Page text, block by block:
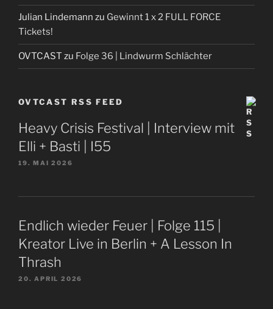
Julian Lindemann zu Gewinnt 1 x 2 FULL FORCE
Tickets!
OVTCAST zu Folge 36 | Lindwurm Schlächter
OVTCAST RSS FEED
Heavy Crisis Festival | Interview mit
Elli + Basti | I55
19. MAI 2026
Endlich wieder Feuer | Folge 115 |
Kreator Live in Berlin + A Lesson In
Thrash
20. APRIL 2026